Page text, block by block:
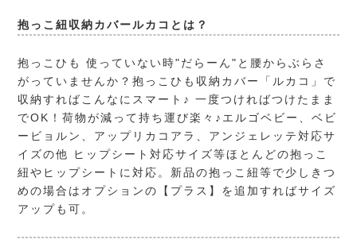
抱っこ紐収納カバールカコとは？
抱っこひも 使っていない時"だらーん"と腰からぶらさ
がっていませんか？抱っこひも収納カバー「ルカコ」で
収納すればこんなにスマート♪ 一度つければつけたまま
でOK！荷物が減って持ち運び楽々♪エルゴベビー、ベビ
ービョルン、アップリカコアラ、アンジェレッテ対応サ
イズの他 ヒップシート対応サイズ等ほとんどの抱っこ
紐やヒップシートに対応。新品の抱っこ紐等で少しきつ
めの場合はオプションの【プラス】を追加すればサイズ
アップも可。